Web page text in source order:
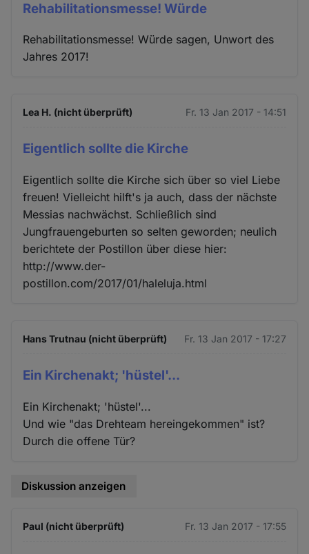
Rehabilitationsmesse! Würde
Rehabilitationsmesse! Würde sagen, Unwort des
Jahres 2017!
Lea H. (nicht überprüft) Fr. 13 Jan 2017 - 14:51
Eigentlich sollte die Kirche
Eigentlich sollte die Kirche sich über so viel Liebe
freuen! Vielleicht hilft's ja auch, dass der nächste
Messias nachwächst. Schließlich sind
Jungfrauengeburten so selten geworden; neulich
berichtete der Postillon über diese hier:
http://www.der-
postillon.com/2017/01/haleluja.html
Hans Trutnau (nicht überprüft) Fr. 13 Jan 2017 - 17:27
Ein Kirchenakt; 'hüstel'...
Ein Kirchenakt; 'hüstel'...
Und wie "das Drehteam hereingekommen" ist?
Durch die offene Tür?
Diskussion anzeigen
Paul (nicht überprüft) Fr. 13 Jan 2017 - 17:55